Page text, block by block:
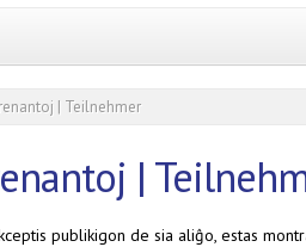
| Teilnehmer
|
publikigon de sia aliĝo, estas